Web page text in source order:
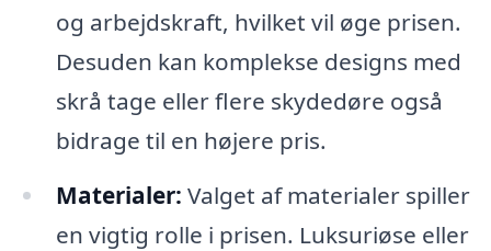
og arbejdskraft, hvilket vil øge prisen.
Desuden kan komplekse designs med
skrå tage eller flere skydedøre også
bidrage til en højere pris.
Materialer: Valget af materialer spiller
en vigtig rolle i prisen. Luksuriøse eller